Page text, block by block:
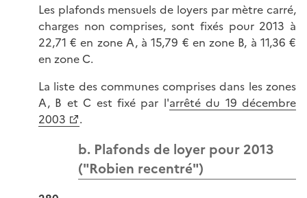
Les plafonds mensuels de loyers par mètre carré,
charges non comprises, sont fixés pour 2013 à
22,71 € en zone A, à 15,79 € en zone B, à 11,36 €
en zone C.
La liste des communes comprises dans les zones
A, B et C est fixé par l'arrêté du 19 décembre
2003
.
b. Plafonds de loyer pour 2013
("Robien recentré")